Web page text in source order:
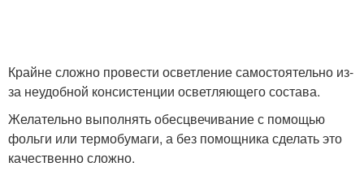
Крайне сложно провести осветление самостоятельно из-
за неудобной консистенции осветляющего состава.
Желательно выполнять обесцвечивание с помощью
фольги или термобумаги, а без помощника сделать это
качественно сложно.